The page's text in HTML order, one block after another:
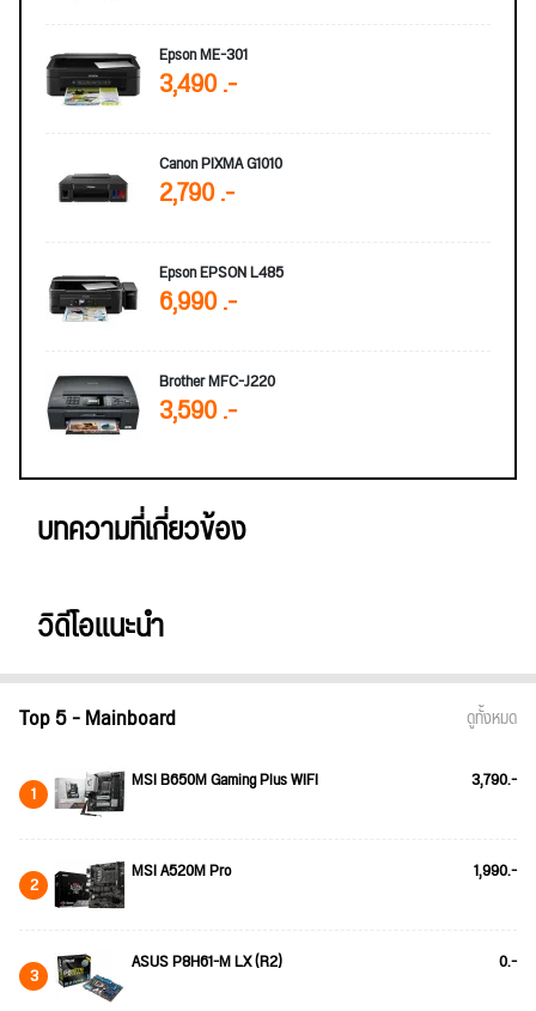
Epson ME-301
3,490 .-
Canon PIXMA G1010
2,790 .-
Epson EPSON L485
6,990 .-
Brother MFC-J220
3,590 .-
บทความที่เกี่ยวข้อง
วิดีโอแนะนำ
Top 5 - Mainboard ดูทั้งหมด
1 MSI B650M Gaming Plus WIFI 3,790.-
2 MSI A520M Pro 1,990.-
3 ASUS P8H61-M LX (R2) 0.-